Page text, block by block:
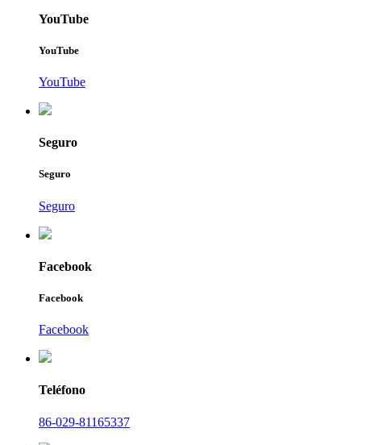
YouTube
YouTube
YouTube
Seguro
Seguro
Seguro
Facebook
Facebook
Facebook
Teléfono
86-029-81165337